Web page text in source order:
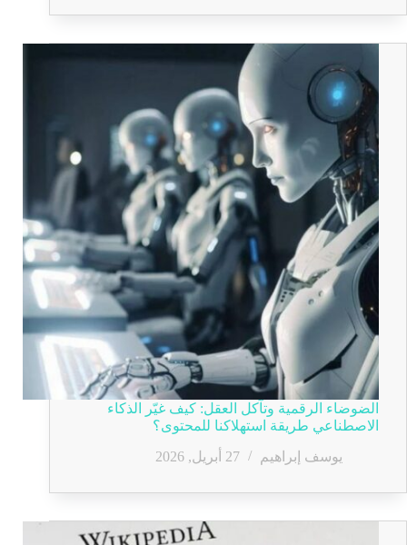
الضوضاء الرقمية وتآكل العقل: كيف غيّر الذكاء
الاصطناعي طريقة استهلاكنا للمحتوى؟
يوسف إبراهيم
27 أبريل, 2026